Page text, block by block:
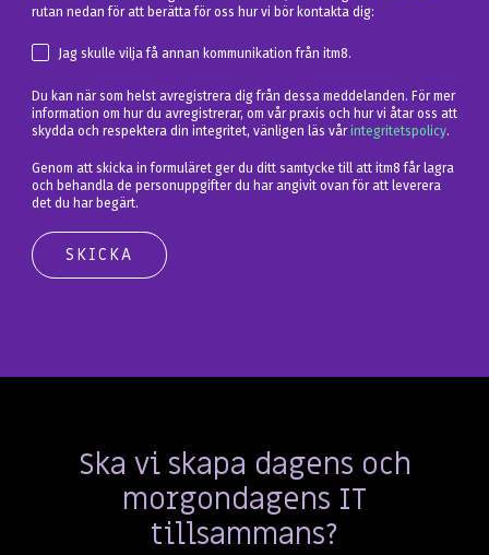
rutan nedan för att berätta för oss hur vi bör kontakta dig:
Jag skulle vilja få annan kommunikation från itm8.
Du kan när som helst avregistrera dig från dessa meddelanden. För mer
information om hur du avregistrerar, om vår praxis och hur vi åtar oss att
skydda och respektera din integritet, vänligen läs vårintegritetspolicy.
Genom att skicka in formuläret ger du ditt samtycke till att itm8 får lagra
och behandla de personuppgifter du har angivit ovan för att leverera
det du har begärt.
Ska vi skapa dagens och
morgondagens IT
tillsammans?